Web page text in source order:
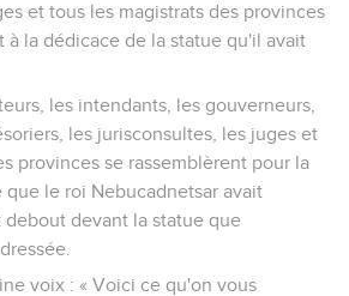
et tous les magistrats des provinces
à la dédicace de la statue qu'il avait
les intendants, les gouverneurs,
les jurisconsultes, les juges et
provinces se rassemblèrent pour la
que le roi Nebucadnetsar avait
debout devant la statue que
voix : « Voici ce qu'on vous